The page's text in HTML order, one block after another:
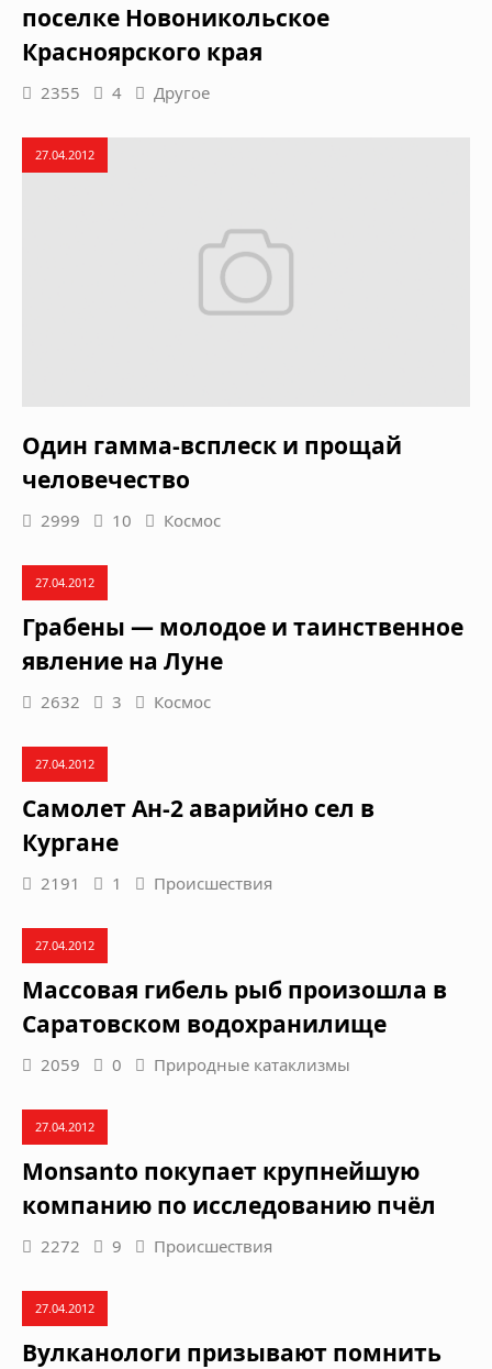
поселке Новоникольское
Красноярского края
2355 4 Другое
27.04.2012
Один гамма-всплеск и прощай
человечество
2999 10 Космос
27.04.2012
Грабены — молодое и таинственное
явление на Луне
2632 3 Космос
27.04.2012
Самолет Ан-2 аварийно сел в
Кургане
2191 1 Происшествия
27.04.2012
Массовая гибель рыб произошла в
Саратовском водохранилище
2059 0 Природные катаклизмы
27.04.2012
Monsanto покупает крупнейшую
компанию по исследованию пчёл
2272 9 Происшествия
27.04.2012
Вулканологи призывают помнить